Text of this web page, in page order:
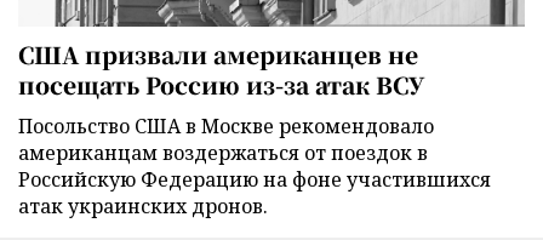
США призвали американцев не
посещать Россию из-за атак ВСУ
Посольство США в Москве рекомендовало
американцам воздержаться от поездок в
Российскую Федерацию на фоне участившихся
атак украинских дронов.